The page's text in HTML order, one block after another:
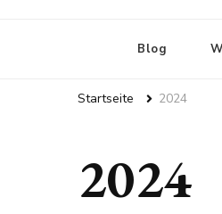
Blog
Startseite 2024
2024